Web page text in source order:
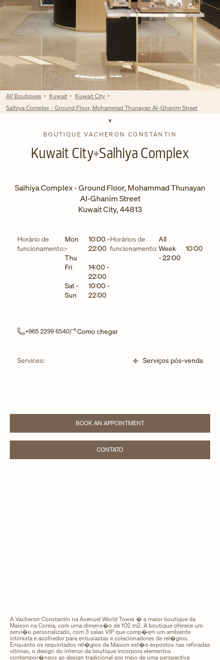
BOUTIQUE VACHERON CONSTANTIN
Kuwait City Salhiya Complex
Salhiya Complex - Ground Floor, Mohammad Thunayan
Al-Ghanim Street
Kuwait City,44813
Horário de
funcionamento:
Dia da semanaHorário
Mon
-
Thu
10:00-
22:00
Fri
14:00-
22:00
Sat -
Sun
10:00-
22:00
Horários de
funcionamento:
All
Week
10:00
-22:00
+965 2299 6540 Como chegarLink Opens in New Tab
Services: Serviços pós-venda
BOOK AN APPOINTMENT
LINK OPENS IN NEW TAB
CONTATOLINK OPENS IN NEW TAB
A Vacheron Constantin na Avenuel World Tower � a maior boutique da
Maison na Coreia, com uma dimens�o de 102 m2. A boutique oferece um
servi�o personalizado, com 3 salas VIP que comp�em um ambiente
intimista e acolhedor para entusiastas e colecionadores de rel�gios.
Enquanto os requintados rel�gios da Maison est�o expostos nas refinadas
vitrines, o design do interior da boutique incorpora elementos
contempor�neos ao design tradicional por meio de uma perspectiva
All Boutiques Kuwait
Kuwait City
Salhiya Complex - Ground Floor, Mohammad Thunayan Al-Ghanim Street